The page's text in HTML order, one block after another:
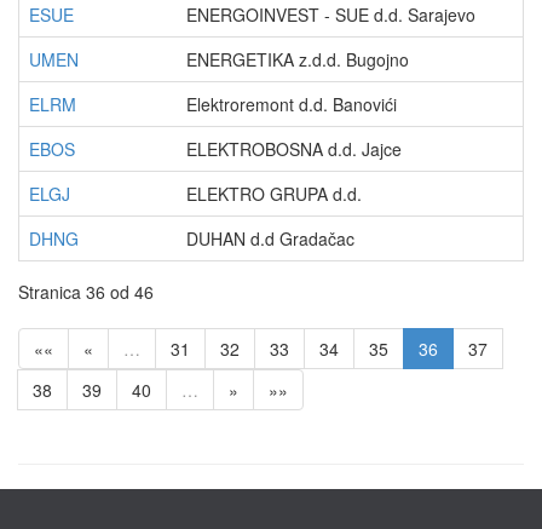
ESUE
ENERGOINVEST - SUE d.d. Sarajevo
UMEN
ENERGETIKA z.d.d. Bugojno
ELRM
Elektroremont d.d. Banovići
EBOS
ELEKTROBOSNA d.d. Jajce
ELGJ
ELEKTRO GRUPA d.d.
DHNG
DUHAN d.d Gradačac
Stranica 36 od 46
«« « … 31 32 33 34 35 36
37
38
39 40 … » »»